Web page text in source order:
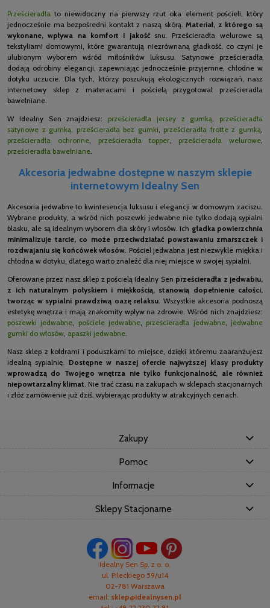
Prześcieradła to niewidoczny na pierwszy rzut oka element pościeli, który
jednocześnie ma bezpośredni kontakt z naszą skórą.Materiał, z którego są
wykonane, wpływa na komfort i jakośćsnu. Prześcieradła welurowe są
tekstyliami domowymi, które gwarantują niezrównaną gładkość, co czyni je
ulubionym wyborem wśród miłośników luksusu. Satynowe prześcieradła
dodają odrobiny elegancji, zapewniając jednocześnie przyjemne, chłodne w
dotyku uczucie. Dla tych, którzy poszukują ekologicznych rozwiązań, nasz
internetowy sklep z materacami i pościelą przygotował prześcieradła
bawełniane.
W Idealny Sen znajdziesz: prześcieradła jersey z gumką
prześcieradła
satynowe z gumką
prześcieradła bez gumki prześcieradła frotte z gumką
prześcieradła ochronne
prześcieradła topper prześcieradła welurowe
prześcieradła bawełniane
Akcesoria jedwabne dostępne w naszym sklepie
internetowym Idealny Sen
Akcesoria jedwabne to kwintesencja luksusu i elegancji w domowym zaciszu.
Wybrane produkty, a wśród nich poszewki jedwabne nie tylko dodają sypialni
blasku, ale są idealnym wyborem dla skóry i włosów. Ich gładka powierzchnia
minimalizuje tarcie, co może przeciwdziałać powstawaniu zmarszczek i
rozdwajaniu się końcówek włosów . Pościel jedwabna jest niezwykle miękka i
chłodna w dotyku, dlatego warto znaleźć dla niej miejsce w swojej sypialni.
Oferowane przez nasz sklep z pościelą Idealny Sen prześcieradła z jedwabiu,
z ich naturalnym połyskiem i miękkością, stanowią dopełnienie całości,
tworząc w sypialni prawdziwą oazę relaksu . Wszystkie akcesoria podnoszą
estetykę wnętrza i mają znakomity wpływ na zdrowie. Wśród nich znajdziesz:
poszewki jedwabne
pościele jedwabne prześcieradła jedwabne, jedwabne
gumki do włosów apaszki jedwabne
Nasz sklep z kołdrami i poduszkami to miejsce, dzięki któremu zaaranżujesz
idealną sypialnię. Dostępne w naszej ofercie najwyższej klasy produkty
wprowadzą do Twojego wnętrza nie tylko funkcjonalność, ale również
niepowtarzalny klimat . Nie trać czasu na zakupach w sklepach stacjonarnych
i złóż zamówienie już dziś, wybierając produkty w atrakcyjnych cenach.
Zakupy
Pomoc
Informacje
Sklepy Stacjonarne
Idealny Sen Sp. z o. o.
ul. Pileckiego 59/u14
02-781 Warszawa
email: sklep@idealnysen.pl